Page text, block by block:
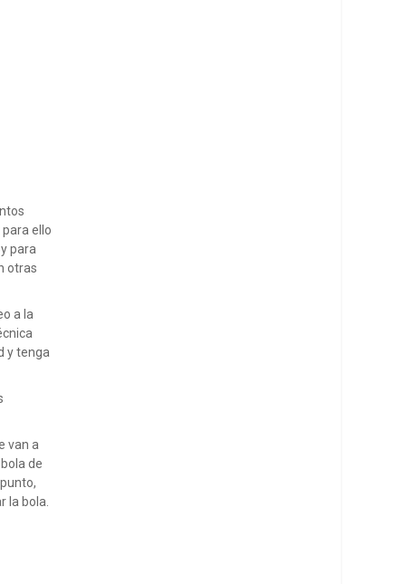
ello
para
otras
a la
y tenga
van a
de
la bola.